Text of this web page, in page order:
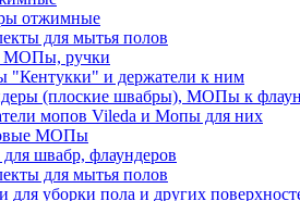
отжимные
для мытья полов
МОПы, ручки
и держатели к ним
(плоские швабры), МОПы к
мопов Vileda и Мопы для них
МОПы
швабр, флаундеров
для мытья полов
для уборки пола и других